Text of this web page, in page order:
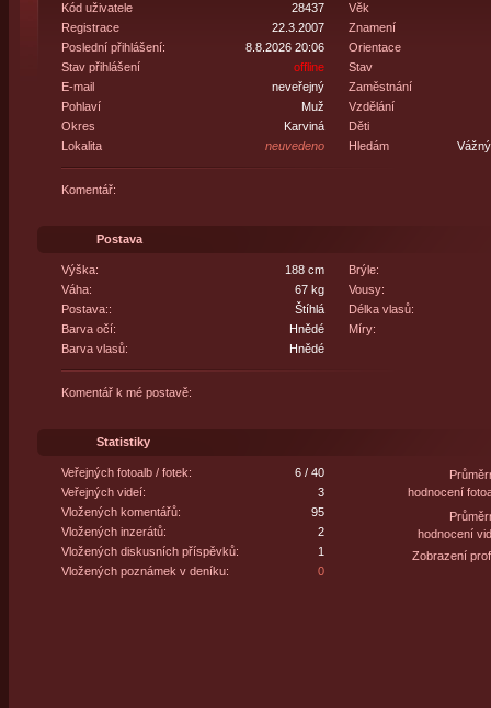
Kód uživatele
28437
Registrace
22.3.2007
Poslední přihlášení:
8.8.2026 20:06
Stav přihlášení
offline
E-mail
neveřejný
Pohlaví
Muž
Okres
Karviná
Lokalita
neuvedeno
Věk
Znamení
Orientace
Stav
Zaměstnání
Vzdělání
Děti
Hledám
Komentář:
Postava
Výška:
188 cm
Váha:
67 kg
Postava::
Štíhlá
Barva očí:
Hnědé
Barva vlasů:
Hnědé
Brýle:
Vousy:
Délka vlasů:
Míry:
Komentář k mé postavě:
Statistiky
Veřejných fotoalb / fotek:
6 / 40
Veřejných videí:
3
Vložených komentářů:
95
Vložených inzerátů:
2
Vložených diskusních příspěvků:
1
Vložených poznámek v deníku:
0
hodnocení
hodnocení
Zobrazení